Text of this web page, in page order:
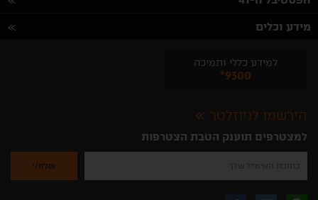
מידע וכלים
למידע כללי ותמיכה
*9300
הירשמו לניוזלטר
למצטרפים תוענק הטבת הצטרפות
להזין